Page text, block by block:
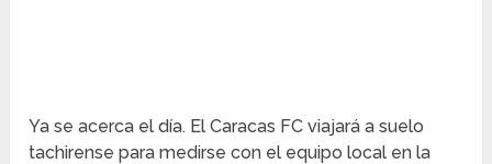
Ya se acerca el día. El Caracas FC viajará a suelo
tachirense para medirse con el equipo local en la